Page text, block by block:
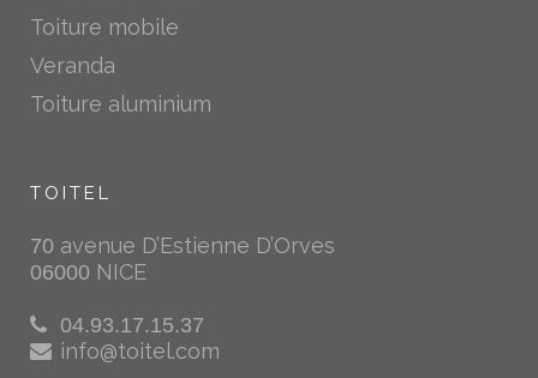
Toiture mobile
Veranda
Toiture aluminium
TOITEL
70 avenue D’Estienne D’Orves
06000 NICE
04.93.17.15.37
info@toitel.com